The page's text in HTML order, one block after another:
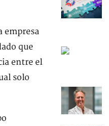
empresa
que
entre el
solo